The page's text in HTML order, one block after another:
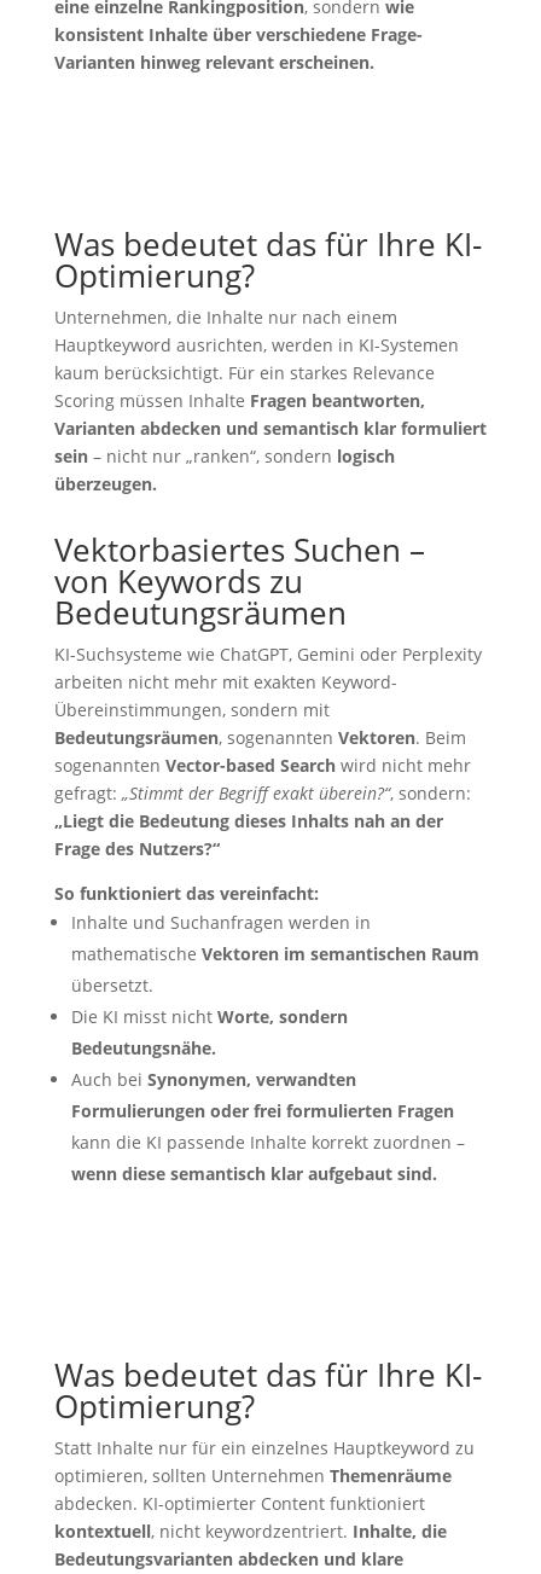
eine einzelne Rankingposition, sondern wie
konsistent Inhalte über verschiedene Frage-
Varianten hinweg relevant erscheinen.
Was bedeutet das für Ihre KI-
Optimierung?
Unternehmen, die Inhalte nur nach einem
Hauptkeyword ausrichten, werden in KI-Systemen
kaum berücksichtigt. Für ein starkes Relevance
Scoring müssen Inhalte Fragen beantworten,
Varianten abdecken und semantisch klar formuliert
sein– nicht nur „ranken“, sondern logisch
überzeugen.
Vektorbasiertes Suchen –
von Keywords zu
Bedeutungsräumen
KI-Suchsysteme wie ChatGPT, Gemini oder Perplexity
arbeiten nicht mehr mit exakten Keyword-
Übereinstimmungen, sondern mit
Bedeutungsräumen, sogenannten Vektoren. Beim
sogenannten Vector-based Searchwird nicht mehr
gefragt: „Stimmt der Begriff exakt überein?“, sondern:
„Liegt die Bedeutung dieses Inhalts nah an der
Frage des Nutzers?“
So funktioniert das vereinfacht:
Inhalte und Suchanfragen werden in
mathematische Vektoren im semantischen Raum
übersetzt.
Die KI misst nicht Worte, sondern
Bedeutungsnähe.
Auch bei Synonymen, verwandten
Formulierungen oder frei formulierten Fragen
kann die KI passende Inhalte korrekt zuordnen –
wenn diese semantisch klar aufgebaut sind.
Was bedeutet das für Ihre KI-
Optimierung?
Statt Inhalte nur für ein einzelnes Hauptkeyword zu
optimieren, sollten Unternehmen Themenräume
abdecken. KI-optimierter Content funktioniert
kontextuell, nicht keywordzentriert. Inhalte, die
Bedeutungsvarianten abdecken und klare